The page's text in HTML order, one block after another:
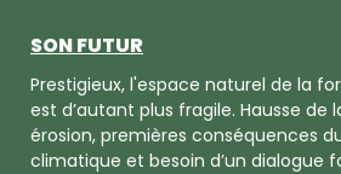
SON FUTUR
Prestigieux, l'espace naturel de la
est d’autant plus fragile. Hausse de
érosion, premières conséquences
climatique et besoin d’un dialogue